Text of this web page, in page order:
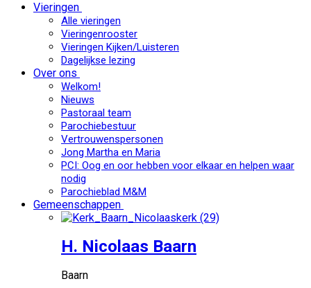
Vieringen
Alle vieringen
Vieringenrooster
Vieringen Kijken/Luisteren
Dagelijkse lezing
Over ons
Welkom!
Nieuws
Pastoraal team
Parochiebestuur
Vertrouwenspersonen
Jong Martha en Maria
PCI: Oog en oor hebben voor elkaar en helpen waar
nodig
Parochieblad M&M
Gemeenschappen
H. Nicolaas Baarn
Baarn